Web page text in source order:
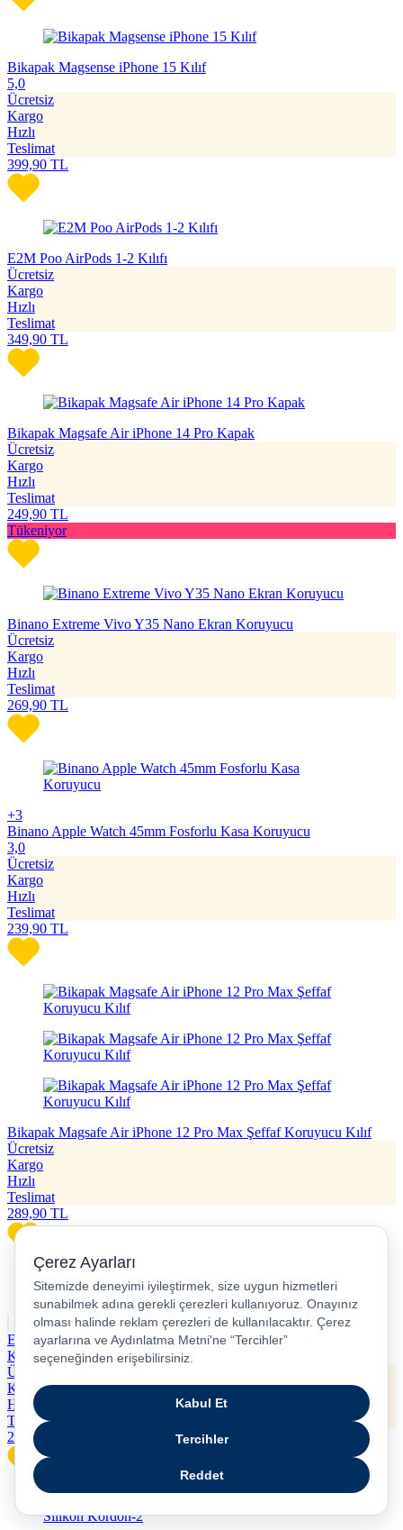
Bikapak Magsense iPhone 15 Kılıf
5,0
Ücretsiz
Kargo
Hızlı
Teslimat
399,90 TL
E2M Poo AirPods 1-2 Kılıfı
Ücretsiz
Kargo
Hızlı
Teslimat
349,90 TL
Bikapak Magsafe Air iPhone 14 Pro Kapak
Ücretsiz
Kargo
Hızlı
Teslimat
249,90 TL
Tükeniyor
Binano Extreme Vivo Y35 Nano Ekran Koruyucu
Ücretsiz
Kargo
Hızlı
Teslimat
269,90 TL
+3
Binano Apple Watch 45mm Fosforlu Kasa Koruyucu
3,0
Ücretsiz
Kargo
Hızlı
Teslimat
239,90 TL
Bikapak Magsafe Air iPhone 12 Pro Max Şeffaf Koruyucu Kılıf
Ücretsiz
Kargo
Hızlı
Teslimat
289,90 TL
E2M Apple Watch Alpine 42-44-45-49mm KRD-26 Çift Renkli
Kordon
Ücretsiz
Kargo
Hızlı
Teslimat
239,90